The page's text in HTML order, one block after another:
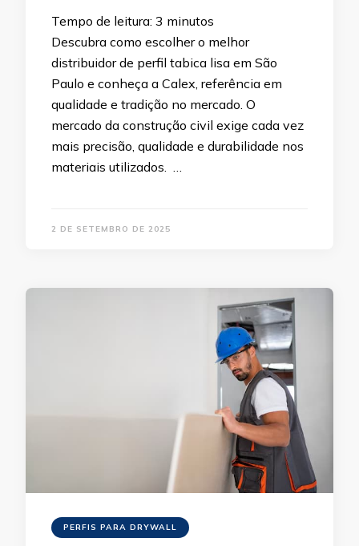
Tempo de leitura: 3 minutos
Descubra como escolher o melhor
distribuidor de perfil tabica lisa em São
Paulo e conheça a Calex, referência em
qualidade e tradição no mercado. O
mercado da construção civil exige cada vez
mais precisão, qualidade e durabilidade nos
materiais utilizados. …
2 DE SETEMBRO DE 2025
PERFIS PARA DRYWALL